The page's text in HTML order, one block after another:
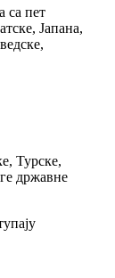
са пет
Јапана,
Турске,
државне